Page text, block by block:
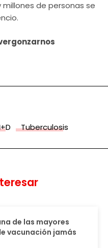
millones de personas se
Tuberculosis
de las mayores
vacunación jamás